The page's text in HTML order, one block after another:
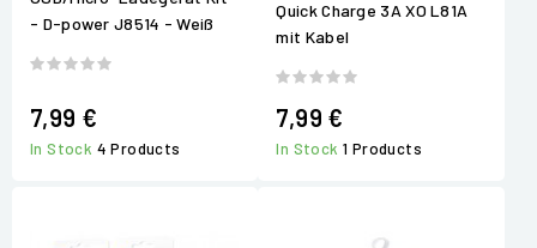
- D-power J8514 - Weiß
7,99 €
In Stock 4 Products
Quick Charge 3A XO L81A
mit Kabel
7,99 €
In Stock1 Products